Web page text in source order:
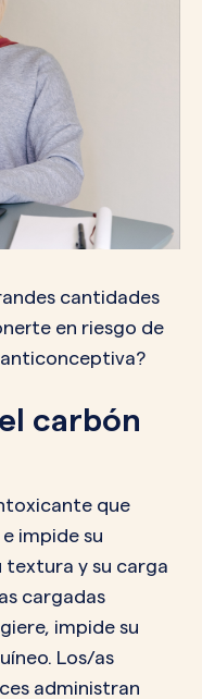
cantidades
en riesgo de
carbón
que
impide su
textura y su carga
cargadas
impide su
Los/as
administran